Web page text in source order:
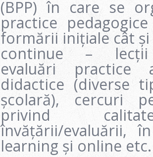
(BPP) în care se
practice
formării inițiale cât
continue – lecții
evaluări practice
didactice (diverse
școlară), cercuri
privind
învățării/evaluării,
learning și online